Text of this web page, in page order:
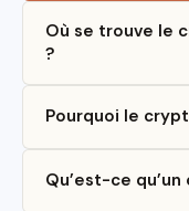
Où se trouve le
?
Pourquoi le
Qu’est-ce